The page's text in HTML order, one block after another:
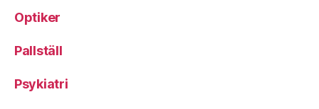
Optiker
Pallställ
Psykiatri